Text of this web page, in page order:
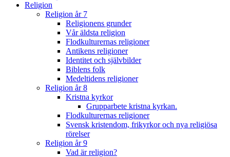
Religion
Religion år 7
Religionens grunder
Vår äldsta religion
Flodkulturernas religioner
Antikens religioner
Identitet och självbilder
Biblens folk
Medeltidens religioner
Religion år 8
Kristna kyrkor
Grupparbete kristna kyrkan.
Flodkulturernas religioner
Svensk kristendom, frikyrkor och nya religiösa
rörelser
Religion år 9
Vad är religion?